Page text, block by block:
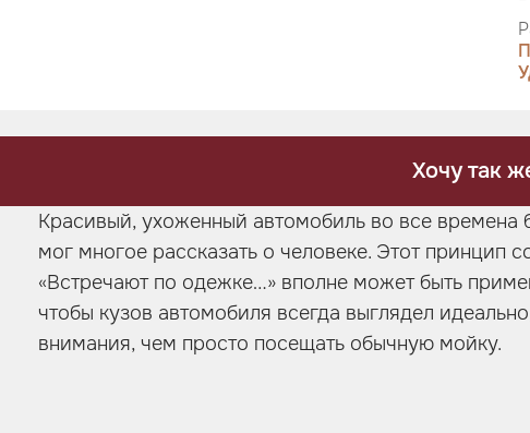
Активный выхлоп
Хочу так
Красивый, ухоженный автомобиль во все
мог многое рассказать о человеке. Этот принцип
«Встречают по одежке…» вполне может быть
чтобы кузов автомобиля всегда выглядел
внимания, чем просто посещать обычную мойку.